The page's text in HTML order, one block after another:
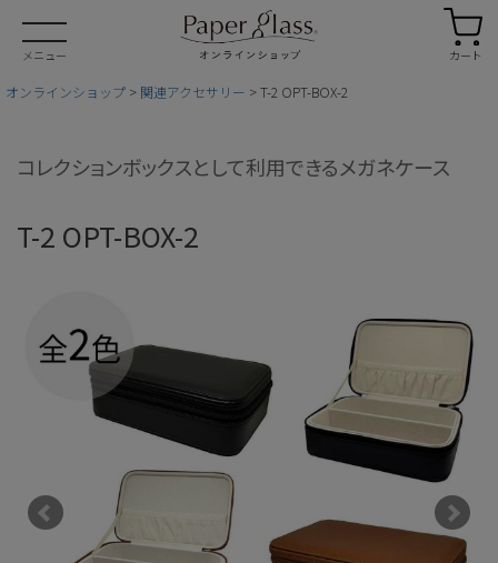
メニュー カート
オンラインショップ 関連アクセサリー T-2 OPT-BOX-2
コレクションボックスとして利用できるメガネケース
T-2 OPT-BOX-2